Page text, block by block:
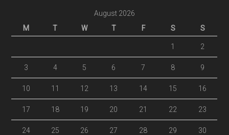
August 2026
M
T W T F S S
1 2
3 4 5 6 7 8 9
10 11 12 13 14 15 16
17 18 19 20 21 22 23
24 25 26 27 28 29 30